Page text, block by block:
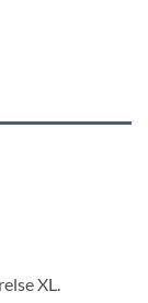
XL.